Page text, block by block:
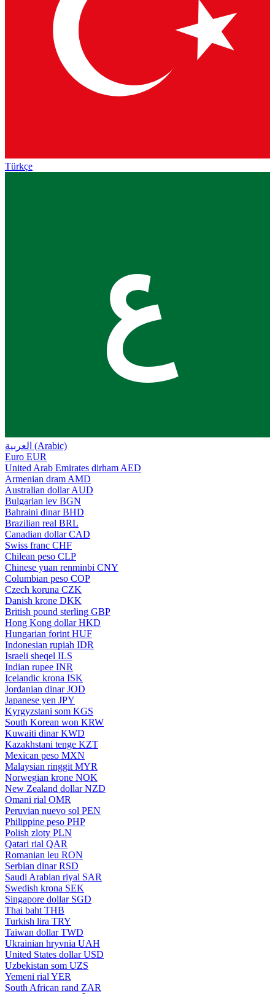
Türkçe
ع
العربية (Arabic)
Euro EUR
United Arab Emirates dirham AED
Armenian dram AMD
Australian dollar AUD
Bulgarian lev BGN
Bahraini dinar BHD
Brazilian real BRL
Canadian dollar CAD
Swiss franc CHF
Chilean peso CLP
Chinese yuan renminbi CNY
Columbian peso COP
Czech koruna CZK
Danish krone DKK
British pound sterling GBP
Hong Kong dollar HKD
Hungarian forint HUF
Indonesian rupiah IDR
Israeli sheqel ILS
Indian rupee INR
Icelandic krona ISK
Jordanian dinar JOD
Japanese yen JPY
Kyrgyzstani som KGS
South Korean won KRW
Kuwaiti dinar KWD
Kazakhstani tenge KZT
Mexican peso MXN
Malaysian ringgit MYR
Norwegian krone NOK
New Zealand dollar NZD
Omani rial OMR
Peruvian nuevo sol PEN
Philippine peso PHP
Polish zloty PLN
Qatari rial QAR
Romanian leu RON
Serbian dinar RSD
Saudi Arabian riyal SAR
Swedish krona SEK
Singapore dollar SGD
Thai baht THB
Turkish lira TRY
Taiwan dollar TWD
Ukrainian hryvnia UAH
United States dollar USD
Uzbekistan som UZS
Yemeni rial YER
South African rand ZAR